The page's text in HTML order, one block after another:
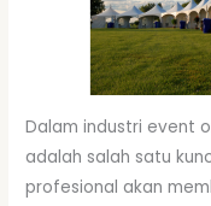
Dalam industri event
adalah salah satu
profesional akan